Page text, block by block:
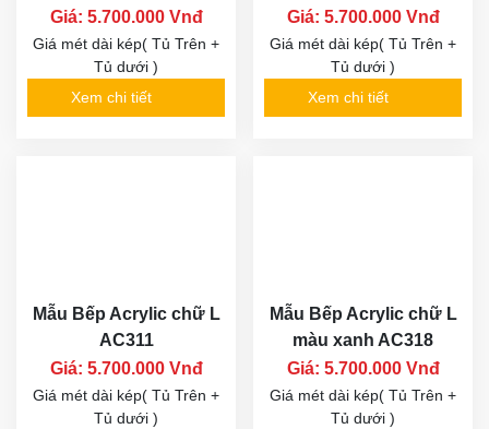
Giá: 5.700.000 Vnđ
Giá mét dài kép( Tủ Trên +
Tủ dưới )
Xem chi tiết
Giá: 5.700.000 Vnđ
Giá mét dài kép( Tủ Trên +
Tủ dưới )
Xem chi tiết
Mẫu Bếp Acrylic chữ L
AC311
Giá: 5.700.000 Vnđ
Giá mét dài kép( Tủ Trên +
Tủ dưới )
Mẫu Bếp Acrylic chữ L
màu xanh AC318
Giá: 5.700.000 Vnđ
Giá mét dài kép( Tủ Trên +
Tủ dưới )